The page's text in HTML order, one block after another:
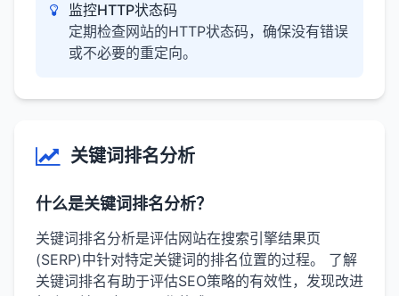
监控HTTP状态码
定期检查网站的HTTP状态码，确保没有错误
或不必要的重定向。
关键词排名分析
什么是关键词排名分析？
关键词排名分析是评估网站在搜索引擎结果页
(SERP)中针对特定关键词的排名位置的过程。 了解
关键词排名有助于评估SEO策略的有效性，发现改进